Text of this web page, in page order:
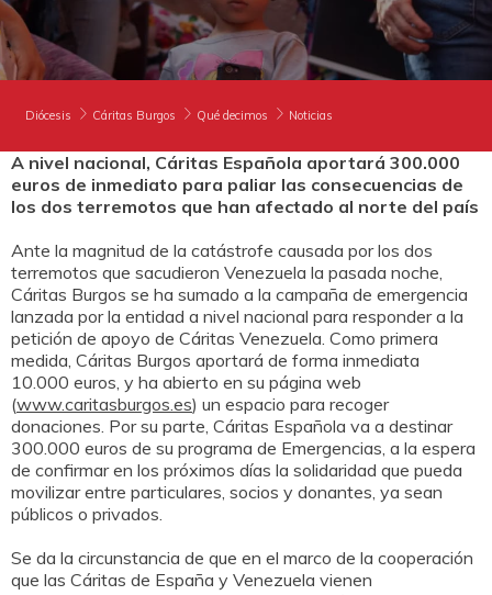
ACCESO PARA USUARIOS
HAZTE VOLUNTARIO
HERENCIAS Y LEGADOS
OTRAS FORMAS DE COLABORAR
TE AYUDAMOS
DONA
Diócesis Cáritas Burgos Qué decimos Noticias
A nivel nacional, Cáritas Española aportará 300.000
euros de inmediato para paliar las consecuencias de
los dos terremotos que han afectado al norte del país
Ante la magnitud de la catástrofe causada por los dos
terremotos que sacudieron Venezuela la pasada noche,
Cáritas Burgos se ha sumado a la campaña de emergencia
lanzada por la entidad a nivel nacional para responder a la
petición de apoyo de Cáritas Venezuela. Como primera
medida, Cáritas Burgos aportará de forma inmediata
10.000 euros, y ha abierto en su página web
(www.caritasburgos.es) un espacio para recoger
donaciones. Por su parte, Cáritas Española va a destinar
300.000 euros de su programa de Emergencias, a la espera
de confirmar en los próximos días la solidaridad que pueda
movilizar entre particulares, socios y donantes, ya sean
públicos o privados.
Se da la circunstancia de que en el marco de la cooperación
que las Cáritas de España y Venezuela vienen